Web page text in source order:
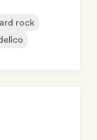
rock